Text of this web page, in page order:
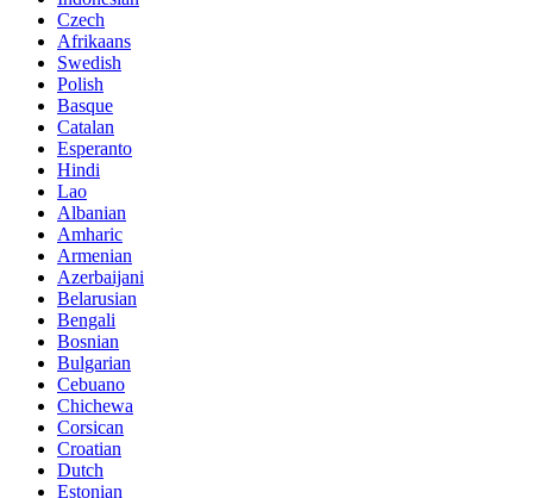
Czech
Afrikaans
Swedish
Polish
Basque
Catalan
Esperanto
Hindi
Lao
Albanian
Amharic
Armenian
Azerbaijani
Belarusian
Bengali
Bosnian
Bulgarian
Cebuano
Chichewa
Corsican
Croatian
Dutch
Estonian